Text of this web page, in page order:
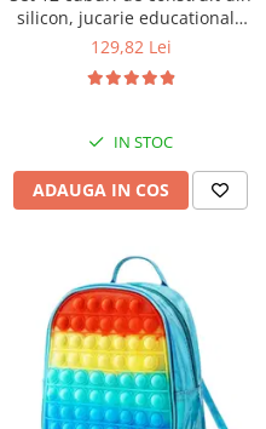
silicon, jucarie educationala
colorata, Empria, Cifre si
129,82 Lei
IN STOC
ADAUGA IN COS